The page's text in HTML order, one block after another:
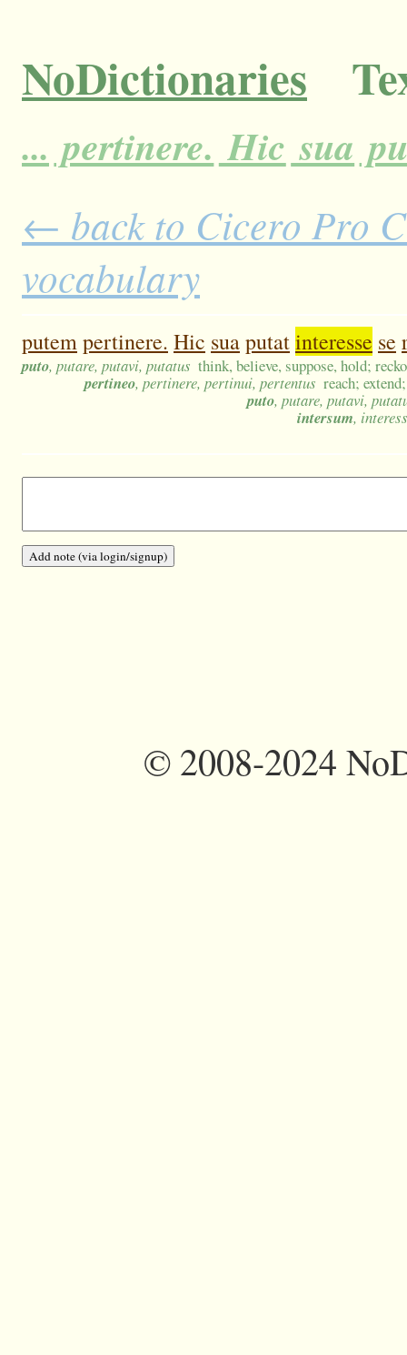
NoDictionaries
... pertinere. Hic sua
← back to Cicero Pro
vocabulary
putempertinere. Hic suaputatinteresse se
puto, putare, putavi, putatus think, believe, suppose, hold;
pertineo, pertinere, pertinui, pertentus reach;
puto, putare, putavi,
intersum,
©2008-2024